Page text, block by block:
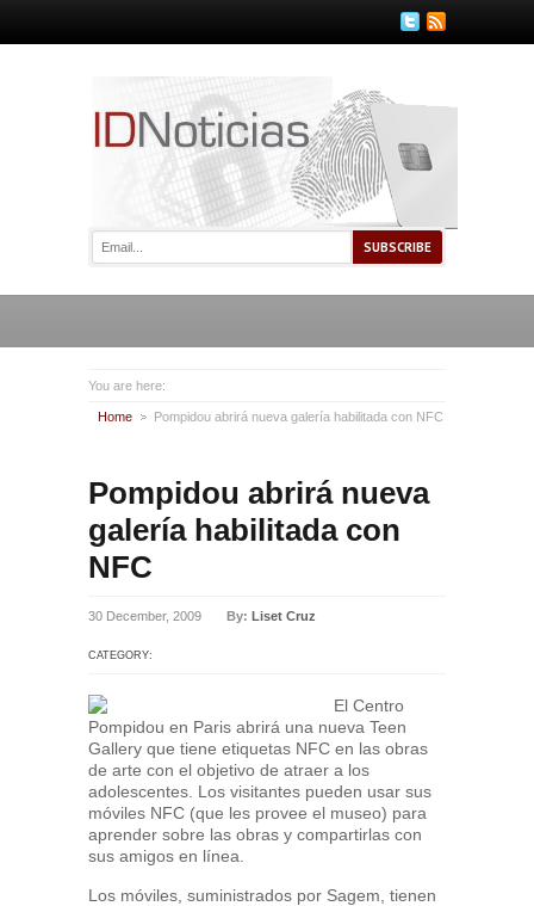
You are here:
Home Pompidou abrirá nueva galería habilitada con NFC
Pompidou abrirá nueva
galería habilitada con
NFC
30 December, 2009 By: Liset Cruz
CATEGORY:
El Centro
Pompidou en Paris abrirá una nueva Teen
Gallery que tiene etiquetas NFC en las obras
de arte con el objetivo de atraer a los
adolescentes. Los visitantes pueden usar sus
móviles NFC (que les provee el museo) para
aprender sobre las obras y compartirlas con
sus amigos en línea.
Los móviles, suministrados por Sagem, tienen